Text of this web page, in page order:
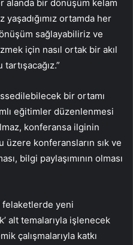
alanda bir dönüşüm kelam
yaşadığımız ortamda her
sağlayabiliriz ve
için nasıl ortak bir akıl
bir ortamı
eğitimler düzenlenmesi
konferansa ilginin
konferansların sık ve
bilgi paylaşımının olması
felaketlerde yeni
alt temalarıyla işlenecek
çalışmalarıyla katkı